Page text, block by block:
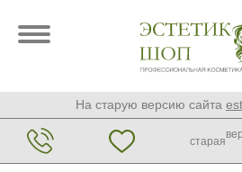
На старую версию сайта
старая